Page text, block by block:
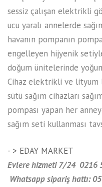
sessiz çalışan elektrikli
ucu yaralı annelerde
havanın pompanın
engelleyen hijyenik
doğum ünitelerinde
Cihaz elektrikli ve lityum
sütü sağım cihazları
pompası yapan her
sağım seti kullanması
- > EDAY MARKET
Evlere hizmeti7/24 0216
Whatsapp sipariş hattı: